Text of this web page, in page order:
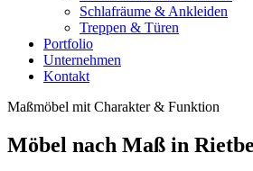
Schlafräume & Ankleiden
Treppen & Türen
Portfolio
Unternehmen
Kontakt
Maßmöbel mit Charakter & Funktion
Möbel nach Maß in